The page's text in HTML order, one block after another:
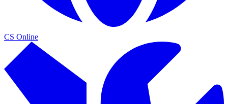
CS Online